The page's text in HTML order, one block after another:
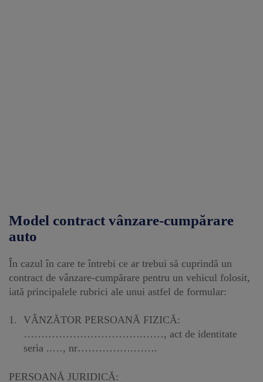
Model contract vânzare-cumpărare
auto
În cazul în care te întrebi ce ar trebui să cuprindă un
contract de vânzare-cumpărare pentru un vehicul folosit,
iată principalele rubrici ale unui astfel de formular:
VÂNZĂTOR PERSOANĂ FIZICĂ:
…………………………….……, act de identitate
seria ..…, nr…………….…….
PERSOANĂ JURIDICĂ: